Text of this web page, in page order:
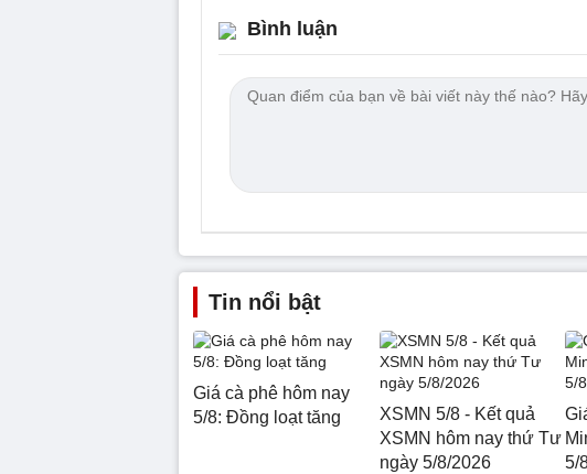
Bình luận
Tin nổi bật
Giá cà phê hôm nay
5/8: Đồng loạt tăng
XSMN 5/8 - Kết quả
XSMN hôm nay thứ Tư
ngày 5/8/2026
5/